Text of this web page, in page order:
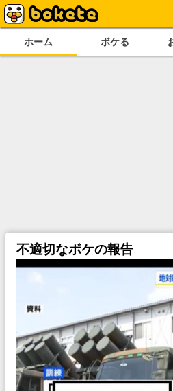
ホーム ボケる
不適切なボケの報告